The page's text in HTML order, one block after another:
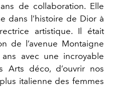
de collaboration. Elle
dans l’histoire de Dior à
artistique. Il était
de l’avenue Montaigne
avec une incroyable
Arts déco, d’ouvrir nos
italienne des femmes